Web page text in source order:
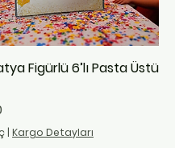
Figürlü 6’lı Pasta Üstü
| Kargo Detayları